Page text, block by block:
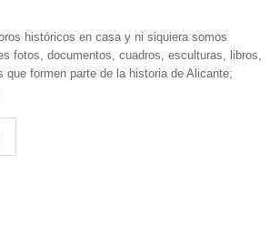
históricos en casa y ni siquiera somos
fotos, documentos, cuadros, esculturas, libros,
que formen parte de la historia de Alicante;